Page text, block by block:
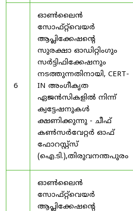
6
ഓൺലൈൻ
സോഫ്റ്റ്‌വെയർ
ആപ്ലിക്കേഷന്റെ
സുരക്ഷാ ഓഡിറ്റിംഗും
സർട്ടിഫിക്കേഷനും
നടത്തുന്നതിനായി, CERT-
IN അംഗീകൃത
ഏജൻസികളിൽ നിന്ന്
ക്വട്ടേഷനുകൾ
ക്ഷണിക്കുന്നു - ചീഫ്
കൺസർവേറ്റർ ഓഫ്
ഫോറസ്റ്റ്സ്
(ഐ.ടി.),തിരുവനന്തപുരം
ഓൺലൈൻ
സോഫ്റ്റ്‌വെയർ
ആപ്ലിക്കേഷന്റെ